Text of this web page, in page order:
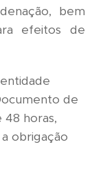
bem
efeitos de
de
48 horas,
obrigação